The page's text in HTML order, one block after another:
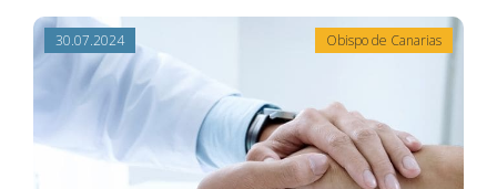
30.07.2024 Obispo de Canarias